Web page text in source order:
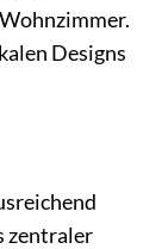
Designs
zentraler